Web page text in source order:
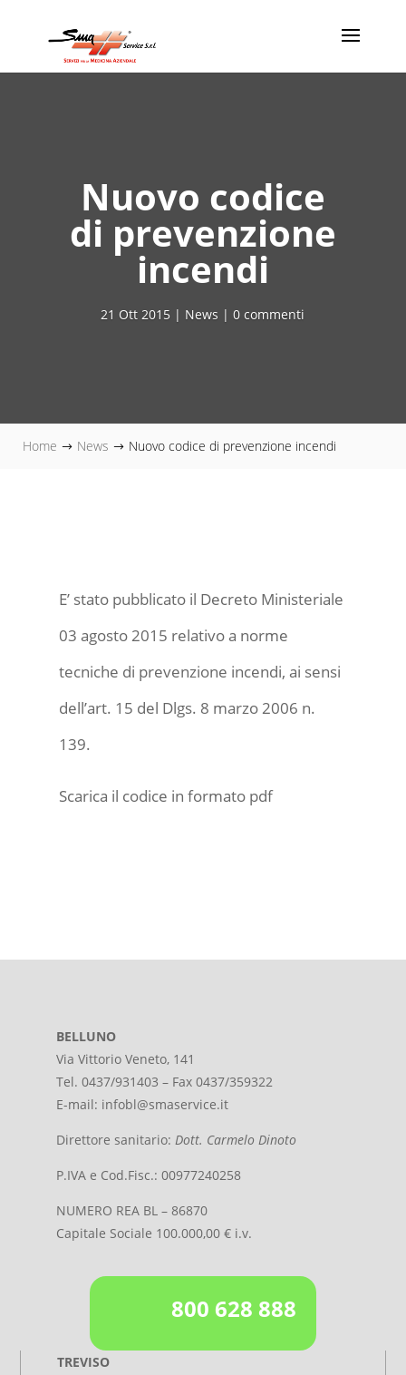
Nuovo codice
di prevenzione
incendi
21 Ott 2015 News 0 commenti
Home $ News $ Nuovo codice di prevenzione incendi
E’ stato pubblicato il Decreto Ministeriale
03 agosto 2015 relativo a norme
tecniche di prevenzione incendi, ai sensi
dell’art. 15 del Dlgs. 8 marzo 2006 n.
139.
Scarica il codice in formato pdf
BELLUNO
Via Vittorio Veneto, 141
Tel. 0437/931403 – Fax 0437/359322
E-mail: infobl@smaservice.it
Direttore sanitario:Dott. Carmelo Dinoto
P.IVA e Cod.Fisc.: 00977240258
NUMERO REA BL – 86870
Capitale Sociale 100.000,00 € i.v.
800 628 888
TREVISO